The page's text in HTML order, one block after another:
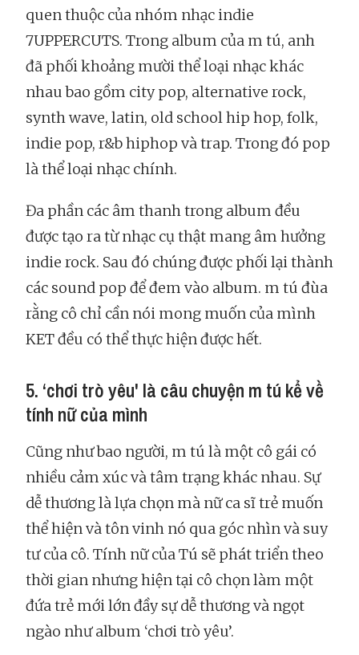
quen thuộc của nhóm nhạc indie
7UPPERCUTS. Trong album của m tú, anh
đã phối khoảng mười thể loại nhạc khác
nhau bao gồm city pop, alternative rock,
synth wave, latin, old school hip hop, folk,
indie pop, r&b hiphop và trap. Trong đó pop
là thể loại nhạc chính.
Đa phần các âm thanh trong album đều
được tạo ra từ nhạc cụ thật mang âm hưởng
indie rock. Sau đó chúng được phối lại thành
các sound pop để đem vào album. m tú đùa
rằng cô chỉ cần nói mong muốn của mình
KET đều có thể thực hiện được hết.
5. ‘chơi trò yêu' là câu chuyện m tú kể về
tính nữ của mình
Cũng như bao người, m tú là một cô gái có
nhiều cảm xúc và tâm trạng khác nhau. Sự
dễ thương là lựa chọn mà nữ ca sĩ trẻ muốn
thể hiện và tôn vinh nó qua góc nhìn và suy
tư của cô. Tính nữ của Tú sẽ phát triển theo
thời gian nhưng hiện tại cô chọn làm một
đứa trẻ mới lớn đầy sự dễ thương và ngọt
ngào như album ‘chơi trò yêu’.